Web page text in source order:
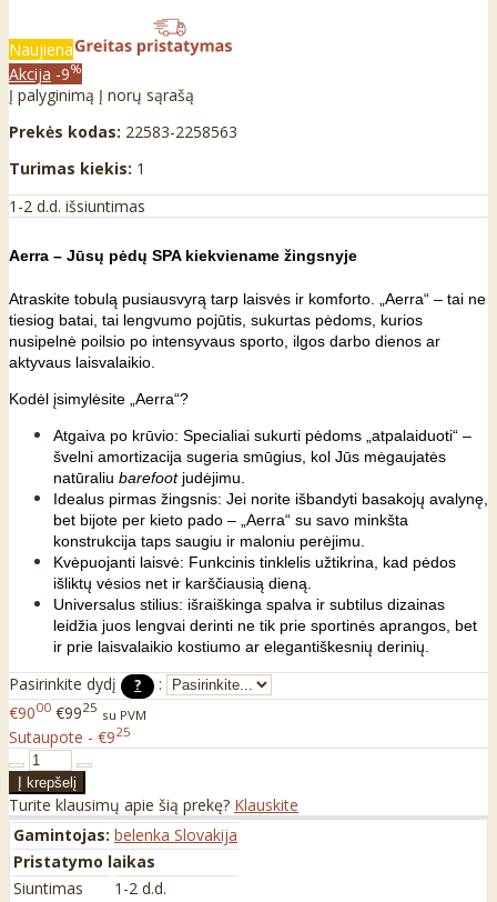
Naujiena
Akcija -9%
Į palyginimą Į norų sąrašą
Prekės kodas: 22583-2258563
Turimas kiekis: 1
1-2 d.d. išsiuntimas
Aerra – Jūsų pėdų SPA kiekviename žingsnyje
Atraskite tobulą pusiausvyrą tarp laisvės ir komforto. „Aerra“ – tai ne
tiesiog batai, tai lengvumo pojūtis, sukurtas pėdoms, kurios
nusipelnė poilsio po intensyvaus sporto, ilgos darbo dienos ar
aktyvaus laisvalaikio.
Kodėl įsimylėsite „Aerra“?
Atgaiva po krūvio: Specialiai sukurti pėdoms „atpalaiduoti“ –
švelni amortizacija sugeria smūgius, kol Jūs mėgaujatės
natūraliu barefootjudėjimu.
Idealus pirmas žingsnis: Jei norite išbandyti basakojų avalynę,
bet bijote per kieto pado – „Aerra“ su savo minkšta
konstrukcija taps saugiu ir maloniu perėjimu.
Kvėpuojanti laisvė: Funkcinis tinklelis užtikrina, kad pėdos
išliktų vėsios net ir karščiausią dieną.
Universalus stilius: išraiškinga spalva ir subtilus dizainas
leidžia juos lengvai derinti ne tik prie sportinės aprangos, bet
ir prie laisvalaikio kostiumo ar elegantiškesnių derinių.
Pasirinkite dydį ?
:
€9000 €9925 su PVM
Sutaupote - €925
Turite klausimų apie šią prekę? Klauskite
Gamintojas: belenka Slovakija
Pristatymo laikas
Siuntimas
1-2 d.d.